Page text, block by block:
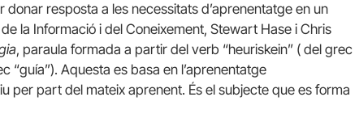
resposta a les necessitats d’aprenentatge en un
la Informació i del Coneixement, Stewart Hase i Chris
, paraula formada a partir del verb “heuriskein” ( del grec
“guía”). Aquesta es basa en l’aprenentatge
per part del mateix aprenent. És el subjecte que es forma